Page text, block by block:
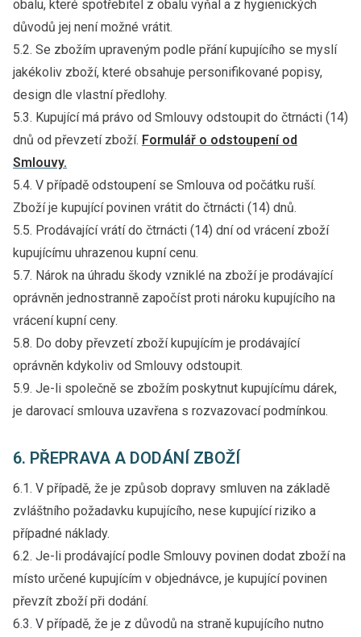
obalu, které spotřebitel z obalu vyňal a z hygienických
důvodů jej není možné vrátit.
5.2. Se zbožím upraveným podle přání kupujícího se myslí
jakékoliv zboží, které obsahuje personifikované popisy,
design dle vlastní předlohy.
5.3. Kupující má právo od Smlouvy odstoupit do čtrnácti (14)
dnů od převzetí zboží. Formulář o odstoupení od
Smlouvy.
5.4. V případě odstoupení se Smlouva od počátku ruší.
Zboží je kupující povinen vrátit do čtrnácti (14) dnů.
5.5. Prodávající vrátí do čtrnácti (14) dní od vrácení zboží
kupujícímu uhrazenou kupní cenu.
5.7. Nárok na úhradu škody vzniklé na zboží je prodávající
oprávněn jednostranně započíst proti nároku kupujícího na
vrácení kupní ceny.
5.8. Do doby převzetí zboží kupujícím je prodávající
oprávněn kdykoliv od Smlouvy odstoupit.
5.9. Je-li společně se zbožím poskytnut kupujícímu dárek,
je darovací smlouva uzavřena s rozvazovací podmínkou.
6. PŘEPRAVA A DODÁNÍ ZBOŽÍ
6.1. V případě, že je způsob dopravy smluven na základě
zvláštního požadavku kupujícího, nese kupující riziko a
případné náklady.
6.2. Je-li prodávající podle Smlouvy povinen dodat zboží na
místo určené kupujícím v objednávce, je kupující povinen
převzít zboží při dodání.
6.3. V případě, že je z důvodů na straně kupujícího nutno